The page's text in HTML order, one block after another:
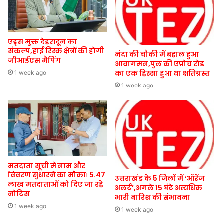
एड्स मुक्त देहरादून का
संकल्प,हाई रिस्क क्षेत्रों की होगी
जीआईएस मैपिंग
1 week ago
नंदा की चौकी में बहाल हुआ
आवागमन,पुल की एप्रोच रोड
का एक हिस्सा हुआ था क्षतिग्रस्त
1 week ago
मतदाता सूची में नाम और
विवरण सुधारने का मौकाः 5.47
लाख मतदाताओं को दिए जा रहे
नोटिस
1 week ago
उत्तराखंड के 5 जिलों में ‘ऑरेंज
अलर्ट’,अगले 15 घंटे अत्यधिक
भारी बारिश की संभावना
1 week ago